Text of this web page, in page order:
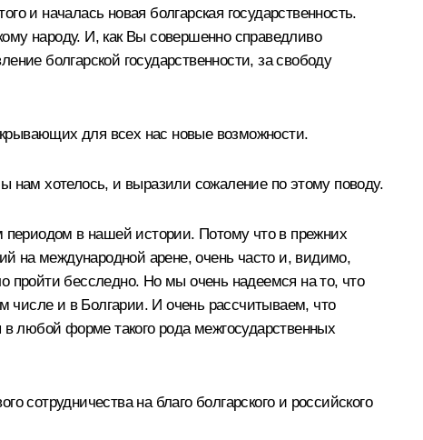
и началась новая болгарская государственность.
народу. И, как Вы совершенно справедливо
болгарской государственности, за свободу
для всех нас новые возможности.
нам хотелось, и выразили сожаление по этому поводу.
в нашей истории. Потому что в прежних
на международной арене, очень часто и, видимо,
пройти бесследно. Но мы очень надеемся на то, что
числе и в Болгарии. И очень рассчитываем, что
любой форме такого рода межгосударственных
сотрудничества на благо болгарского и российского